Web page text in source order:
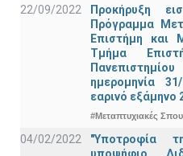
22/09/2022
Προκήρυξη
Πρόγραμμα
Επιστήμη και
Τμήμα
ημερομηνία
εαρινό εξάμηνο
#Μεταπτυχιακές
04/02/2022
"Υποτροφία
υποψήφιο